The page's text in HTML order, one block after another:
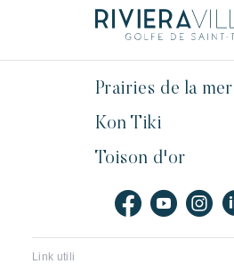
Prairies de la mer
Kon Tiki
Toison d'or
Link utili